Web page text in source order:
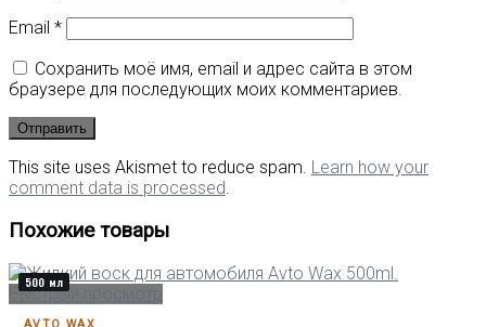
Email *
Сохранить моё имя, email и адрес сайта в этом
браузере для последующих моих комментариев.
This site uses Akismet to reduce spam. Learn how your
comment data is processed.
Похожие товары
500 мл
Быстрый просмотр